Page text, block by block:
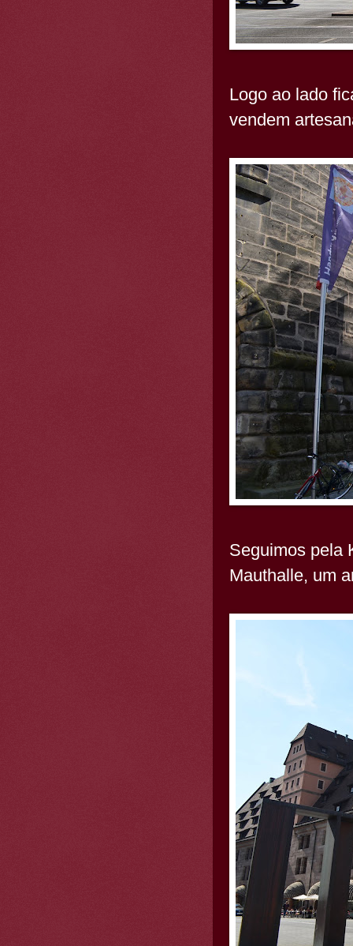
Logo ao lado
vendem
Seguimos pela
Mauthalle, um